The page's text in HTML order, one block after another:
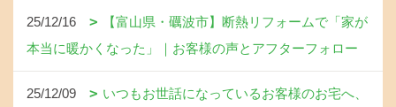
25/12/16
【富山県・礪波市】断熱リフォームで「家が
本当に暖かくなった」｜お客様の声とアフターフォロー
25/12/09
いつもお世話になっているお客様のお宅へ、